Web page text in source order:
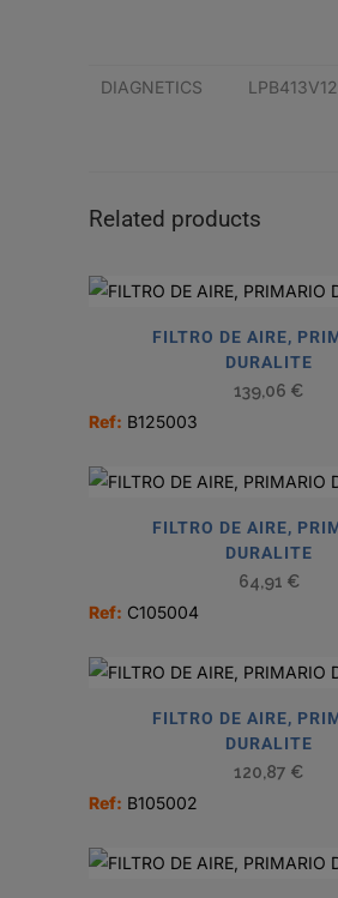
DIAGNETICS LPB413V12
Related products
FILTRO DE AIRE,
DURALITE
139,06 €
Ref: B125003
FILTRO DE AIRE,
DURALITE
64,91 €
Ref: C105004
FILTRO DE AIRE,
DURALITE
120,87 €
Ref: B105002